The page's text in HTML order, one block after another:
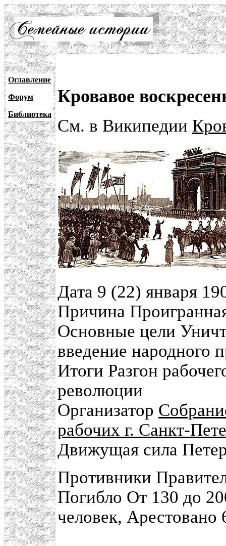
Оглавление
Форум
Библиотека
Кровавое
См. в Википедии
Дата 9 (22) января
Причина
Основные цели
введение народного
Итоги Разгон
революции
Организатор
рабочих г. Санкт-
Движущая сила
Противники
Погибло От 130 до
человек, Арестовано